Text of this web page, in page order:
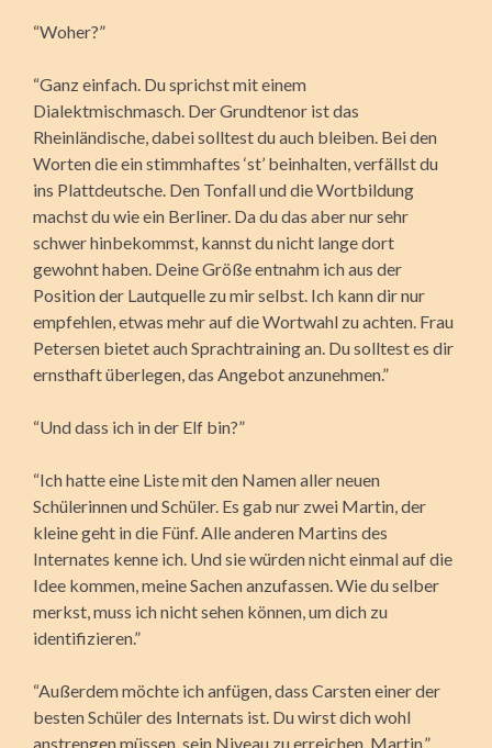
“Woher?”
“Ganz einfach. Du sprichst mit einem
Dialektmischmasch. Der Grundtenor ist das
Rheinländische, dabei solltest du auch bleiben. Bei den
Worten die ein stimmhaftes ‘st’ beinhalten, verfällst du
ins Plattdeutsche. Den Tonfall und die Wortbildung
machst du wie ein Berliner. Da du das aber nur sehr
schwer hinbekommst, kannst du nicht lange dort
gewohnt haben. Deine Größe entnahm ich aus der
Position der Lautquelle zu mir selbst. Ich kann dir nur
empfehlen, etwas mehr auf die Wortwahl zu achten. Frau
Petersen bietet auch Sprachtraining an. Du solltest es dir
ernsthaft überlegen, das Angebot anzunehmen.”
“Und dass ich in der Elf bin?”
“Ich hatte eine Liste mit den Namen aller neuen
Schülerinnen und Schüler. Es gab nur zwei Martin, der
kleine geht in die Fünf. Alle anderen Martins des
Internates kenne ich. Und sie würden nicht einmal auf die
Idee kommen, meine Sachen anzufassen. Wie du selber
merkst, muss ich nicht sehen können, um dich zu
identifizieren.”
“Außerdem möchte ich anfügen, dass Carsten einer der
besten Schüler des Internats ist. Du wirst dich wohl
anstrengen müssen, sein Niveau zu erreichen, Martin.”